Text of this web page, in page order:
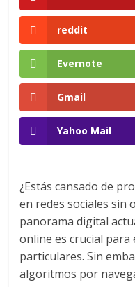
en
|
de
y
reddit
Evernote
Gmail
Yahoo Mail
¿Estás cansado de
en redes sociales sin
panorama digital
online es crucial
particulares. Sin
algoritmos por